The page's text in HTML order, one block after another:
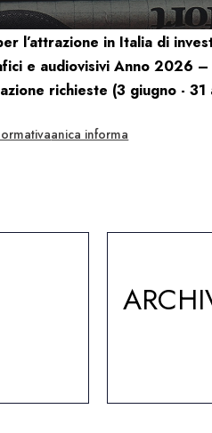
l’attrazione in Italia di
e audiovisivi Anno 2026 –
richieste (3 giugno - 31
anica informa